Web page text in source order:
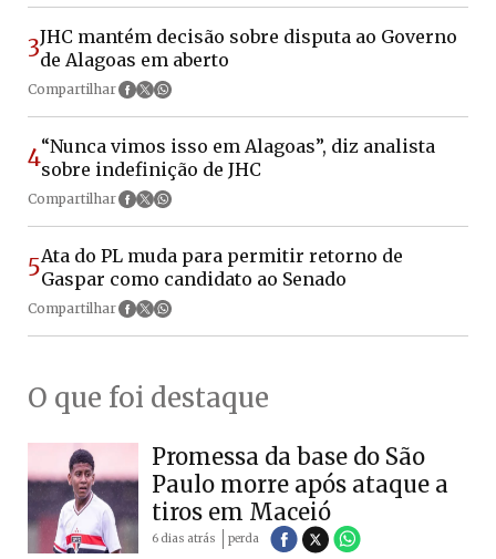
3JHC mantém decisão sobre disputa ao Governo
de Alagoas em aberto
Compartilhar
4“Nunca vimos isso em Alagoas”, diz analista
sobre indefinição de JHC
Compartilhar
5Ata do PL muda para permitir retorno de
Gaspar como candidato ao Senado
Compartilhar
O que foi destaque
Promessa da base do São
Paulo morre após ataque a
tiros em Maceió
6 dias atrás perda